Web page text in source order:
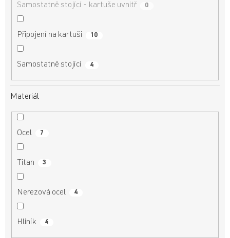
Samostatně stojící - kartuše uvnitř 0
Připojení na kartuši 10
Samostatně stojící 4
Materiál
Ocel 7
Titan 3
Nerezová ocel 4
Hliník 4